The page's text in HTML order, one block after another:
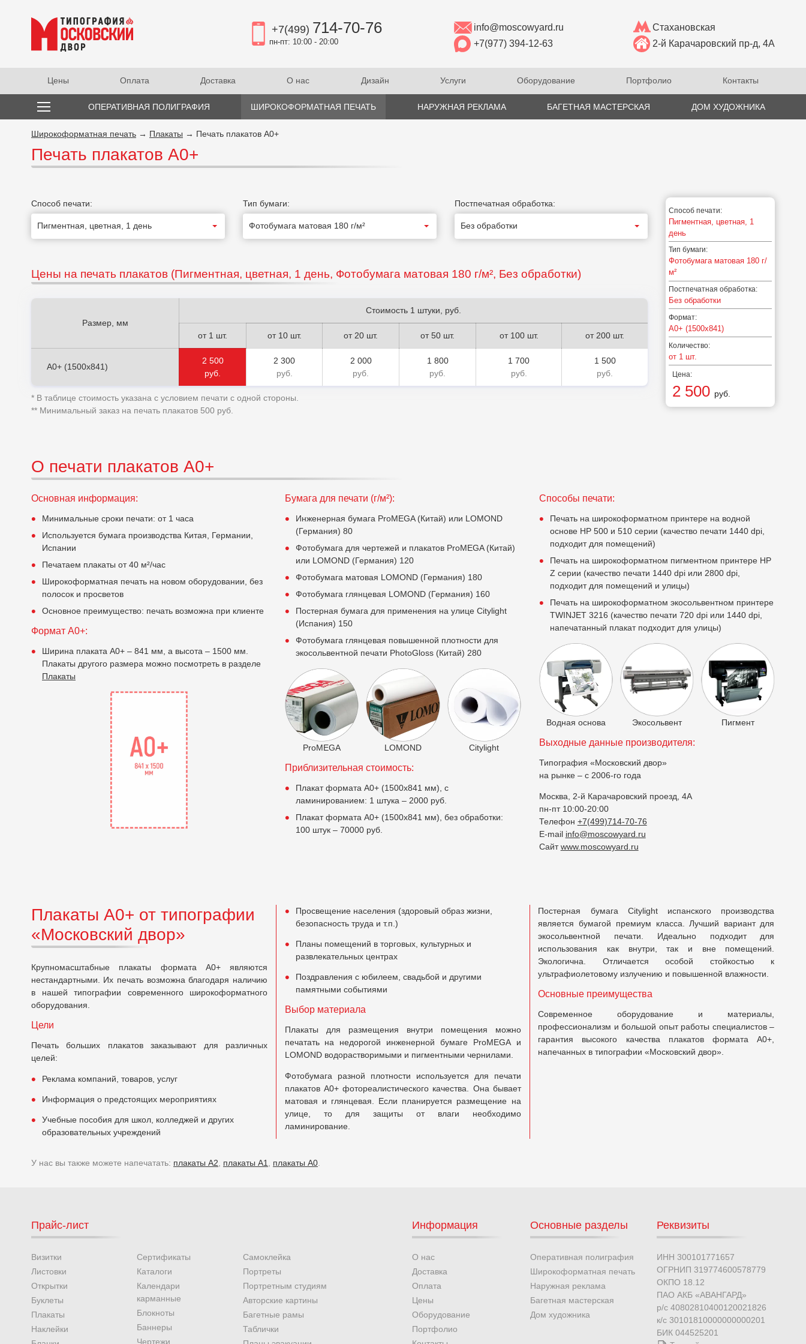
+7(499) 714-70-76
пн-пт: 10:00 - 20:00
info@moscowyard.ru
+7(977) 394-12-63
Стахановская
2-й Карачаровский пр-д, 4А
Цены Оплата Доставка О нас Дизайн Услуги Оборудование Портфолио Контакты
ОПЕРАТИВНАЯ ПОЛИГРАФИЯ ШИРОКОФОРМАТНАЯ ПЕЧАТЬ НАРУЖНАЯ РЕКЛАМА БАГЕТНАЯ МАСТЕРСКАЯ ДОМ ХУДОЖНИКА
Широкоформатная печать → Плакаты → Печать плакатов А0+
Печать плакатов А0+
Способ печати: Тип бумаги: Постпечатная обработка:
Цены на печать плакатов (Пигментная, цветная, 1 день, Фотобумага матовая 180 г/м², Без обработки)
Размер, мм
Стоимость 1 штуки, руб.
от 1 шт. от 10 шт. от 20 шт. от 50 шт. от 100 шт. от 200 шт.
А0+ (1500х841)
2 500
руб.
2 300
руб.
2 000
руб.
1 800
руб.
1 700
руб.
1 500
руб.
* В таблице стоимость указана с условием печати с одной стороны.
** Минимальный заказ на печать плакатов 500 руб.
Способ печати:
Пигментная, цветная, 1
день
Тип бумаги:
Фотобумага матовая 180 г/
м²
Постпечатная обработка:
Без обработки
Формат:
А0+ (1500х841)
Количество:
от 1 шт.
Цена:
2 500 руб.
О печати плакатов А0+
Основная информация:
Минимальные сроки печати: от 1 часа
Используется бумага производства Китая, Германии,
Испании
Печатаем плакаты от 40 м²/час
Широкоформатная печать на новом оборудовании, без
полосок и просветов
Основное преимущество: печать возможна при клиенте
Формат А0+:
Ширина плаката А0+ – 841 мм, а высота – 1500 мм.
Плакаты другого размера можно посмотреть в разделе
Плакаты
Бумага для печати (г/м²):
Инженерная бумага ProMEGA (Китай) или LOMOND
(Германия) 80
Фотобумага для чертежей и плакатов ProMEGA (Китай)
или LOMOND (Германия) 120
Фотобумага матовая LOMOND (Германия) 180
Фотобумага глянцевая LOMOND (Германия) 160
Постерная бумага для применения на улице Citylight
(Испания) 150
Фотобумага глянцевая повышенной плотности для
экосольвентной печати PhotoGloss (Китай) 280
ProMEGA LOMOND Citylight
Приблизительная стоимость:
Плакат формата А0+ (1500х841 мм), с
ламинированием: 1 штука – 2000 руб.
Плакат формата А0+ (1500х841 мм), без обработки:
100 штук – 70000 руб.
Способы печати:
Печать на широкоформатном принтере на водной
основе HP 500 и 510 серии (качество печати 1440 dpi,
подходит для помещений)
Печать на широкоформатном пигментном принтере HP
Z серии (качество печати 1440 dpi или 2800 dpi,
подходит для помещений и улицы)
Печать на широкоформатном экосольвентном принтере
TWINJET 3216 (качество печати 720 dpi или 1440 dpi,
напечатанный плакат подходит для улицы)
Водная основа Экосольвент Пигмент
Выходные данные производителя:
Типография «Московский двор»
на рынке – с 2006-го года
Москва, 2-й Карачаровский проезд, 4А
пн-пт 10:00-20:00
Телефон +7(499)714-70-76
E-mail info@moscowyard.ru
Сайтwww.moscowyard.ru
Плакаты А0+ от типографии
«Московский двор»
Крупномасштабные плакаты формата А0+ являются
нестандартными. Их печать возможна благодаря наличию
в нашей типографии современного широкоформатного
оборудования.
Цели
Печать больших плакатов заказывают для различных
целей:
Реклама компаний, товаров, услуг
Информация о предстоящих мероприятиях
Учебные пособия для школ, колледжей и других
образовательных учреждений
Просвещение населения (здоровый образ жизни,
безопасность труда и т.п.)
Планы помещений в торговых, культурных и
развлекательных центрах
Поздравления с юбилеем, свадьбой и другими
памятными событиями
Выбор материала
Плакаты для размещения внутри помещения можно
печатать на недорогой инженерной бумаге ProMEGA и
LOMOND водорастворимыми и пигментными чернилами.
Фотобумага разной плотности используется для печати
плакатов А0+ фотореалистического качества. Она бывает
матовая и глянцевая. Если планируется размещение на
улице, то для защиты от влаги необходимо
ламинирование.
Постерная бумага Citylight испанского производства
является бумагой премиум класса. Лучший вариант для
экосольвентной печати. Идеально подходит для
использования как внутри, так и вне помещений.
Экологична. Отличается особой стойкостью к
ультрафиолетовому излучению и повышенной влажности.
Основные преимущества
Современное оборудование и материалы,
профессионализм и большой опыт работы специалистов –
гарантия высокого качества плакатов формата А0+,
напечанных в типографии «Московский двор».
У нас вы также можете напечатать: плакаты А2 плакаты А1 плакаты А0
Прайс-лист
Визитки
Листовки
Открытки
Буклеты
Плакаты
Наклейки
Сертификаты
Каталоги
Календари
карманные
Блокноты
Баннеры
Чертежи
Самоклейка
Портреты
Портретным студиям
Авторские картины
Багетные рамы
Таблички
Информация
О нас
Доставка
Оплата
Цены
Оборудование
Портфолио
Основные разделы
Оперативная полиграфия
Широкоформатная печать
Наружная реклама
Багетная мастерская
Дом художника
Реквизиты
ИНН 300101771657
ОГРНИП 319774600578779
ОКПО 18.12
ПАО АКБ «АВАНГАРД»
р/с 40802810400120021826
к/с 30101810000000000201
БИК 044525201